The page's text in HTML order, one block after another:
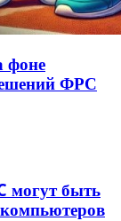
фоне
ФРС
могут быть